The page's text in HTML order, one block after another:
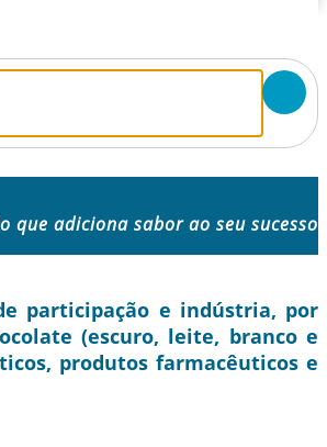
que adiciona sabor ao seu sucesso
participação e indústria, por
(escuro, leite, branco e
produtos farmacêuticos e